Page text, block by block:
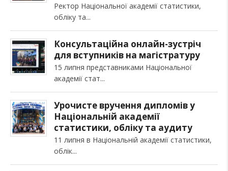
Ректор Національної академії статистики,
обліку та
Консультаційна онлайн-зустріч
для вступників на магістратуру
15 липня представниками Національної
академії стат
Урочисте вручення дипломів у
Національній академії
статистики, обліку та аудиту
11 липня в Національній академії статистики,
облік